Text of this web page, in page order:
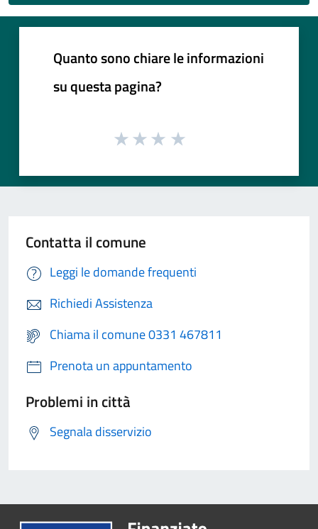
Quanto sono chiare le informazioni
su questa pagina?
Contatta il comune
Leggi le domande frequenti
Richiedi Assistenza
Chiama il comune 0331 467811
Prenota un appuntamento
Problemi in città
Segnala disservizio